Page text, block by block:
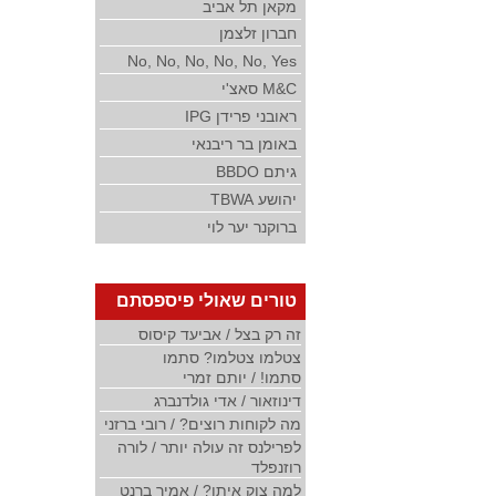
מקאן תל אביב
חברון זלצמן
No, No, No, No, No, Yes
M&C סאצ'י
ראובני פרידן IPG
באומן בר ריבנאי
גיתם BBDO
יהושע TBWA
ברוקנר יער לוי
טורים שאולי פיספסתם
זה רק בצל / אביעד קיסוס
צטלמו צטלמו? סתמו
סתמו! / יותם זמרי
דינוזאור / אדי גולדנברג
מה לקוחות רוצים? / רובי ברזני
לפרילנס זה עולה יותר / לורה
רוזנפלד
למה צוק איתן? / אמיר ברנט